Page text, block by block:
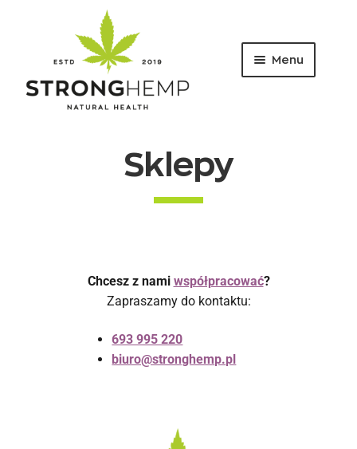
Menu
Sklepy
Chcesz z nami współpracować?
Zapraszamy do kontaktu:
693 995 220
biuro@stronghemp.pl